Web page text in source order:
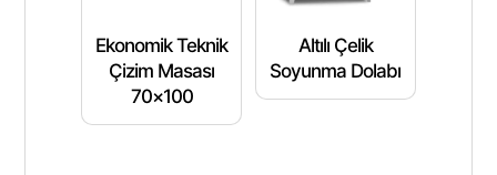
Ekonomik Teknik
Çizim Masası
70×100
Altılı Çelik
Soyunma Dolabı